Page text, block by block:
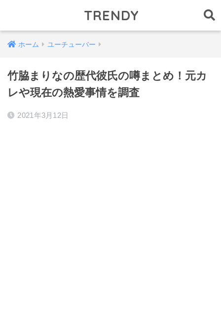
TRENDY
ホーム ユーチューバー
竹脇まりなの歴代彼氏の噂まとめ！元カ
レや現在の熱愛事情を調査
2021年3月12日